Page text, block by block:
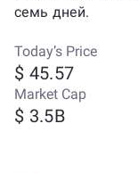
семь дней.
Today’s Price
$ 45.57
Market Cap
$ 3.5B